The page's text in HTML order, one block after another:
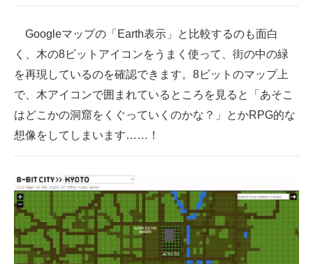
Googleマップの「Earth表示」と比較するのも面白
く、木の8ビットアイコンをうまく使って、街の中の緑
を再現しているのを確認できます。8ビットのマップ上
で、木アイコンで囲まれているところを見ると「あそこ
はどこかの洞窟をくぐっていくのかな？」とかRPG的な
想像をしてしまいます……！